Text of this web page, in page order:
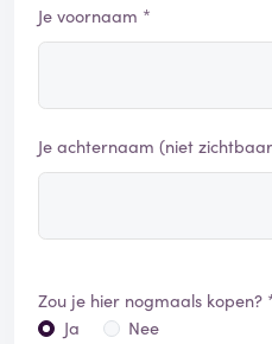
Je voornaam *
Je achternaam (niet
Zou je hier nogmaals kopen?
Ja
Nee